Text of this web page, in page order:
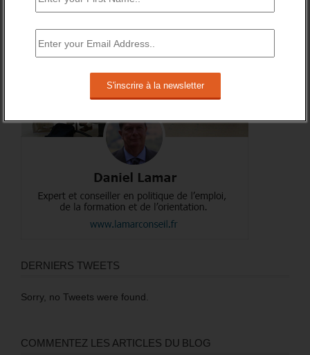
A PROPOS DE L’AUTEUR
DERNIERS TWEETS
Sorry, no Tweets were found.
COMMENTEZ LES ARTICLES DU BLOG